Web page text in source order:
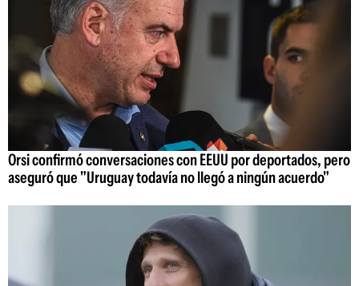
Orsi confirmó conversaciones con EEUU por deportados, pero
aseguró que "Uruguay todavía no llegó a ningún acuerdo"